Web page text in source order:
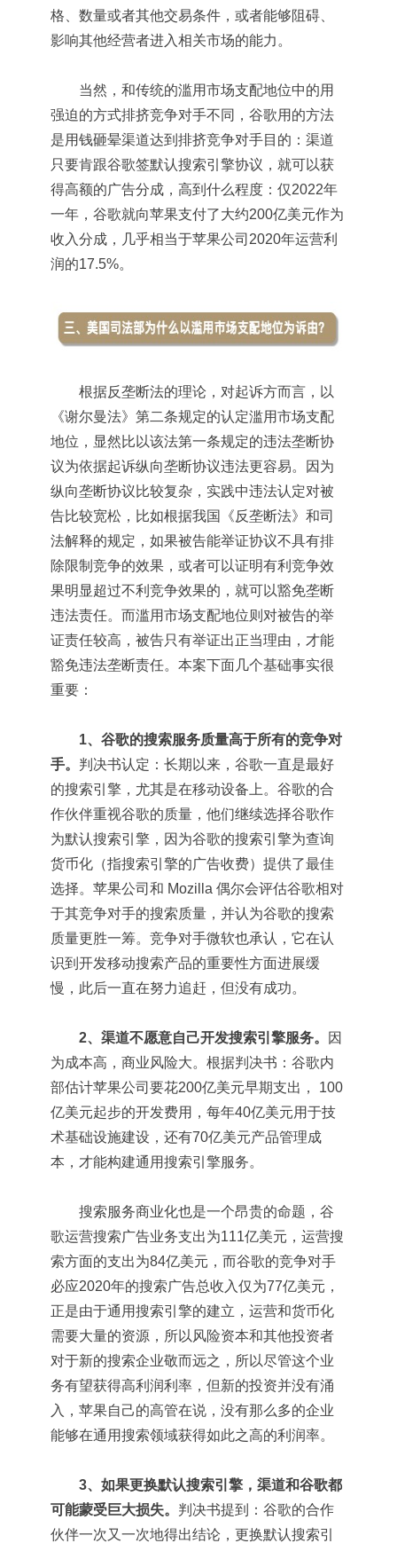
格、数量或者其他交易条件，或者能够阻碍、
影响其他经营者进入相关市场的能力。
当然，和传统的滥用市场支配地位中的用
强迫的方式排挤竞争对手不同，谷歌用的方法
是用钱砸晕渠道达到排挤竞争对手目的：渠道
只要肯跟谷歌签默认搜索引擎协议，就可以获
得高额的广告分成，高到什么程度：仅2022年
一年，谷歌就向苹果支付了大约200亿美元作为
收入分成，几乎相当于苹果公司2020年运营利
润的17.5%。
根据反垄断法的理论，对起诉方而言，以
《谢尔曼法》第二条规定的认定滥用市场支配
地位，显然比以该法第一条规定的违法垄断协
议为依据起诉纵向垄断协议违法更容易。因为
纵向垄断协议比较复杂，实践中违法认定对被
告比较宽松，比如根据我国《反垄断法》和司
法解释的规定，如果被告能举证协议不具有排
除限制竞争的效果，或者可以证明有利竞争效
果明显超过不利竞争效果的，就可以豁免垄断
违法责任。而滥用市场支配地位则对被告的举
证责任较高，被告只有举证出正当理由，才能
豁免违法垄断责任。本案下面几个基础事实很
重要：
1、谷歌的搜索服务质量高于所有的竞争对
手。 判决书认定：长期以来，谷歌一直是最好
的搜索引擎，尤其是在移动设备上。谷歌的合
作伙伴重视谷歌的质量，他们继续选择谷歌作
为默认搜索引擎，因为谷歌的搜索引擎为查询
货币化（指搜索引擎的广告收费）提供了最佳
选择。苹果公司和 Mozilla 偶尔会评估谷歌相对
于其竞争对手的搜索质量，并认为谷歌的搜索
质量更胜一筹。竞争对手微软也承认，它在认
识到开发移动搜索产品的重要性方面进展缓
慢，此后一直在努力追赶，但没有成功。
2、渠道不愿意自己开发搜索引擎服务。
因
为成本高，商业风险大。根据判决书：谷歌内
部估计苹果公司要花200亿美元早期支出， 100
亿美元起步的开发费用，每年40亿美元用于技
术基础设施建设，还有70亿美元产品管理成
本，才能构建通用搜索引擎服务。
搜索服务商业化也是一个昂贵的命题，谷
歌运营搜索广告业务支出为111亿美元，运营搜
索方面的支出为84亿美元，而谷歌的竞争对手
必应2020年的搜索广告总收入仅为77亿美元，
正是由于通用搜索引擎的建立，运营和货币化
需要大量的资源，所以风险资本和其他投资者
对于新的搜索企业敬而远之，所以尽管这个业
务有望获得高利润利率，但新的投资并没有涌
入，苹果自己的高管在说，没有那么多的企业
能够在通用搜索领域获得如此之高的利润率。
3、如果更换默认搜索引擎，渠道和谷歌都
可能蒙受巨大损失。 判决书提到：谷歌的合作
伙伴一次又一次地得出结论，更换默认搜索引